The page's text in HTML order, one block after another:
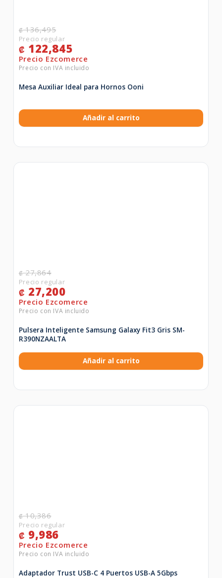
₡136,495
₡ 122,845
Mesa Auxiliar Ideal para Hornos Ooni
Añadir al carrito
₡27,864
₡ 27,200
Pulsera Inteligente Samsung Galaxy Fit3 Gris SM-
R390NZAALTA
Añadir al carrito
₡10,386
₡ 9,986
Adaptador Trust USB-C 4 Puertos USB-A 5Gbps